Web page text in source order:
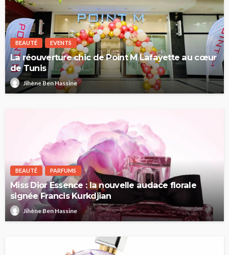
BEAUTÉ EVENTS
La réouverture chic de Point M Lafayette au cœur
de Tunis
Jihène Ben Hassine
BEAUTÉ PARFUMS
Miss Dior Essence : la nouvelle audace florale
signée Francis Kurkdjian
Jihène Ben Hassine